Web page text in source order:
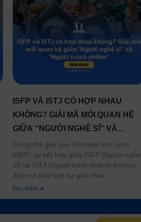
ISFP VÀ ISTJ CÓ HỢP NHAU
KHÔNG? GIẢI MÃ MỐI QUAN HỆ
GIỮA “NGƯỜI NGHỆ SĨ” VÀ
“NGƯỜI TRÁCH NHIỆM”
Trong thế giới của 16 nhóm tính cách
MBTI, sự kết hợp giữa ISFP (Người nghệ
sĩ) và ISTJ (Người trách nhiệm) thường
được ví như một sự giao thoa
Đọc thêm ➤